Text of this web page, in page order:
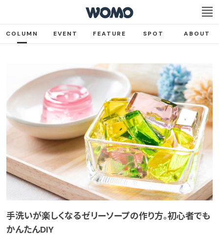
COLUMN EVENT FEATURE SPOT ABOUT
手洗いが楽しくなるゼリーソープの作り方。初心者でも
かんたんDIY